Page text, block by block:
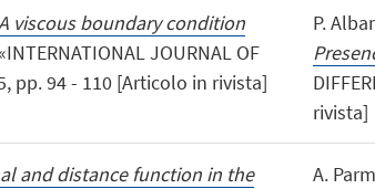
viscous boundary condition
JOURNAL OF
pp. 94 - 110 [Articolo in rivista]
P.
rivista]
and distance function in the
A.